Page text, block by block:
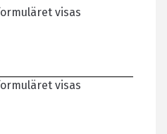
visas
visas